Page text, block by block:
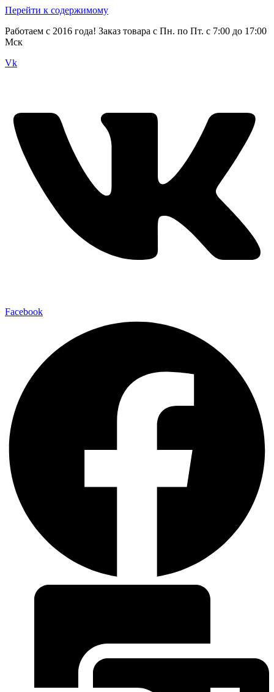
Перейти к содержимому
Работаем с 2016 года! Заказ товара с Пн. по Пт. с 7:00 до 17:00
Мск
Vk
Facebook